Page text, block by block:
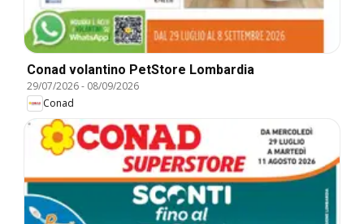
Conad volantino PetStore Lombardia
29/07/2026- 08/09/2026
Conad